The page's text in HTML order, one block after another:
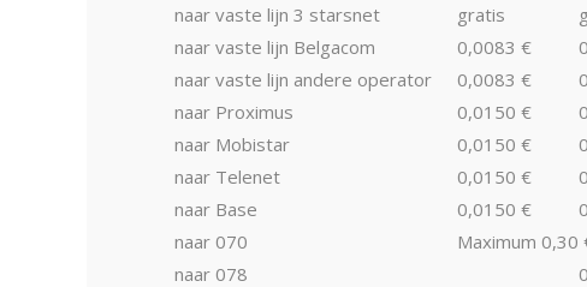
naar vaste lijn 3 starsnet gratis
naar vaste lijn Belgacom
0,0083 €
naar vaste lijn andere operator
0,0083 €
naar Proximus
0,0150 €
naar Mobistar
0,0150 €
naar Telenet
0,0150 €
naar Base
0,0150 €
naar 070
Maximum 0,30
naar 078